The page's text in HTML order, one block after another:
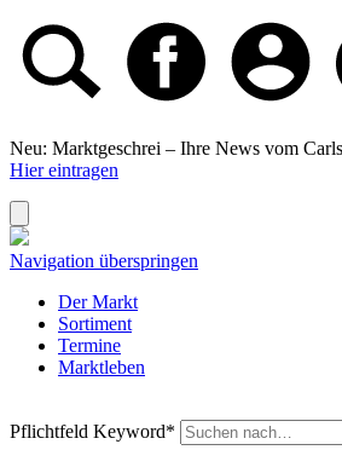
Neu: Marktgeschrei – Ihre News vom
Hier eintragen
Navigation überspringen
Der Markt
Sortiment
Termine
Marktleben
Pflichtfeld Keyword*